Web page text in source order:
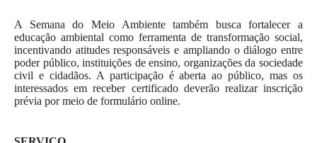
A Semana do Meio Ambiente também busca fortalecer a
educação ambiental como ferramenta de transformação social,
incentivando atitudes responsáveis e ampliando o diálogo entre
poder público, instituições de ensino, organizações da sociedade
civil e cidadãos. A participação é aberta ao público, mas os
interessados em receber certificado deverão realizar inscrição
prévia por meio de formulário online.